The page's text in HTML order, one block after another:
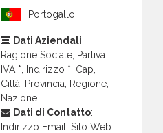
Portogallo
Dati Aziendali:
Ragione Sociale, Partiva
IVA *, Indirizzo *, Cap,
Città, Provincia, Regione,
Nazione.
Dati di Contatto:
Indirizzo Email, Sito Web